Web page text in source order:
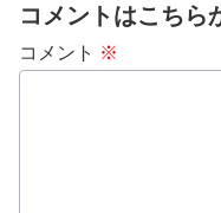
コメントはこちら
コメント ※